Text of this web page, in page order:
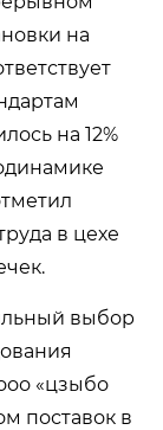
на
на 12%
в цехе
выбор
«цзыбо
поставок в